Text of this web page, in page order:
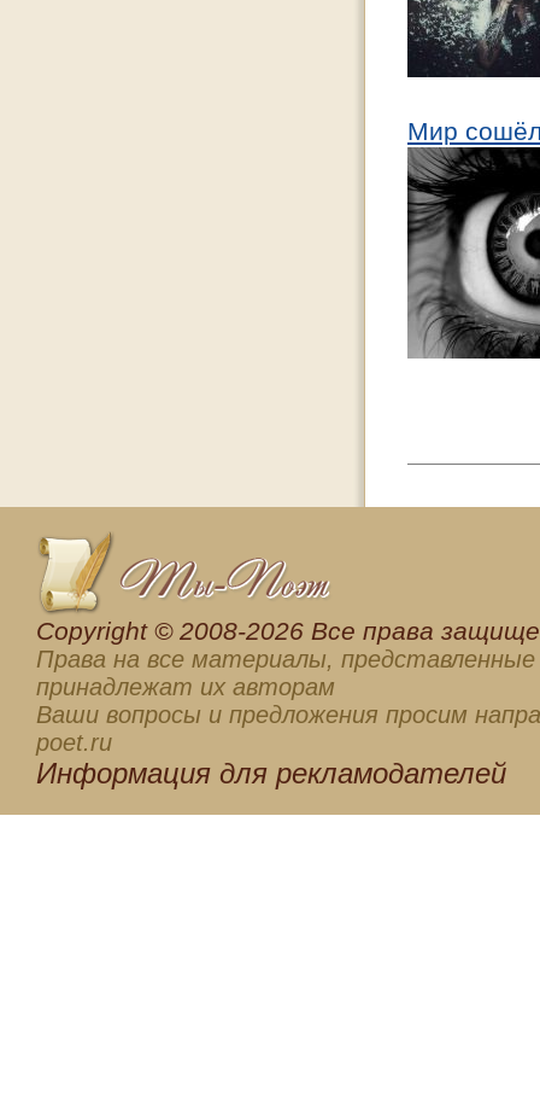
Мир
Сopyright © 2008-2026 Все права
Права на все материалы, представленные
принадлежат их авторам
Ваши вопросы и предложения просим
poet.ru
Информация для рекламодателей